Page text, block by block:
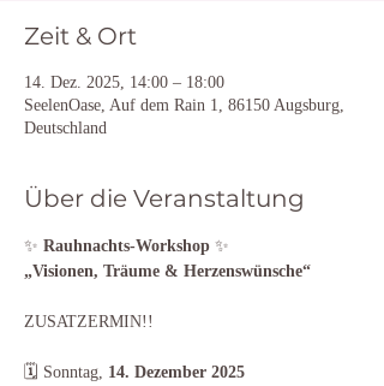
Zeit & Ort
14. Dez. 2025, 14:00 – 18:00
SeelenOase, Auf dem Rain 1, 86150 Augsburg,
Deutschland
Über die Veranstaltung
✨ Rauhnachts-Workshop ✨
„Visionen, Träume & Herzenswünsche“
ZUSATZERMIN!!
🗓️ Sonntag, 14. Dezember 2025